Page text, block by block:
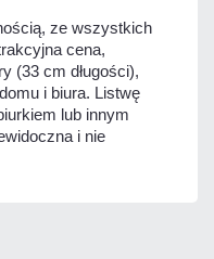
ze wszystkich
cena,
(33 cm długości),
i biura. Listwę
lub innym
i nie